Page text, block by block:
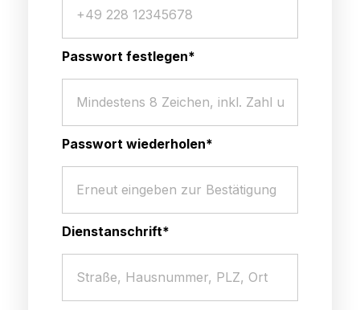
Passwort festlegen*
Passwort wiederholen*
Dienstanschrift*